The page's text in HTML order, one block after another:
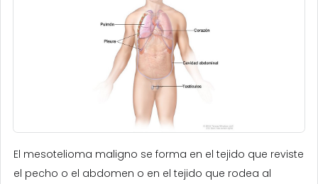
El mesotelioma maligno se forma en el tejido que reviste
el pecho o el abdomen o en el tejido que rodea al